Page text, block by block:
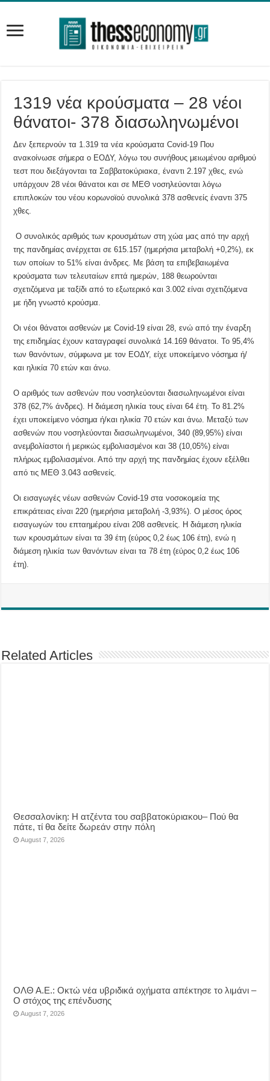
1319 νέα κρούσματα – 28 νέοι
θάνατοι- 378 διασωληνωμένοι
Δεν ξεπερνούν τα 1.319 τα νέα κρούσματα Covid-19 Που
ανακοίνωσε σήμερα ο ΕΟΔΥ, λόγω του συνήθους μειωμένου αριθμού
τεστ που διεξάγονται τα Σαββατοκύριακα, έναντι 2.197 χθες, ενώ
υπάρχουν 28 νέοι θάνατοι και σε ΜΕΘ νοσηλεύονται λόγω
επιπλοκών του νέου κορωνοϊού συνολικά 378 ασθενείς έναντι 375
χθες.
Ο συνολικός αριθμός των κρουσμάτων στη χώα μας από την αρχή
της πανδημίας ανέρχεται σε 615.157 (ημερήσια μεταβολή +0,2%), εκ
των οποίων το 51% είναι άνδρες. Με βάση τα επιβεβαιωμένα
κρούσματα των τελευταίων επτά ημερών, 188 θεωρούνται
σχετιζόμενα με ταξίδι από το εξωτερικό και 3.002 είναι σχετιζόμενα
με ήδη γνωστό κρούσμα.
Οι νέοι θάνατοι ασθενών με Covid-19 είναι 28, ενώ από την έναρξη
της επιδημίας έχουν καταγραφεί συνολικά 14.169 θάνατοι. Το 95,4%
των θανόντων, σύμφωνα με τον ΕΟΔΥ, είχε υποκείμενο νόσημα ή/
και ηλικία 70 ετών και άνω.
Ο αριθμός των ασθενών που νοσηλεύονται διασωληνωμένοι είναι
378 (62,7% άνδρες). Η διάμεση ηλικία τους είναι 64 έτη. To 81.2%
έχει υποκείμενο νόσημα ή/και ηλικία 70 ετών και άνω. Μεταξύ των
ασθενών που νοσηλεύονται διασωληνωμένοι, 340 (89,95%) είναι
ανεμβολίαστοι ή μερικώς εμβολιασμένοι και 38 (10,05%) είναι
πλήρως εμβολιασμένοι. Από την αρχή της πανδημίας έχουν εξέλθει
από τις ΜΕΘ 3.043 ασθενείς.
Οι εισαγωγές νέων ασθενών Covid-19 στα νοσοκομεία της
επικράτειας είναι 220 (ημερήσια μεταβολή -3,93%). Ο μέσος όρος
εισαγωγών του επταημέρου είναι 208 ασθενείς. Η διάμεση ηλικία
των κρουσμάτων είναι τα 39 έτη (εύρος 0,2 έως 106 έτη), ενώ η
διάμεση ηλικία των θανόντων είναι τα 78 έτη (εύρος 0,2 έως 106
έτη).
Related Articles
Θεσσαλονίκη: Η ατζέντα του σαββατοκύριακου– Πού θα
πάτε, τί θα δείτε δωρεάν στην πόλη
August 7, 2026
ΟΛΘ Α.Ε.: Οκτώ νέα υβριδικά οχήματα απέκτησε το λιμάνι –
Ο στόχος της επένδυσης
August 7, 2026